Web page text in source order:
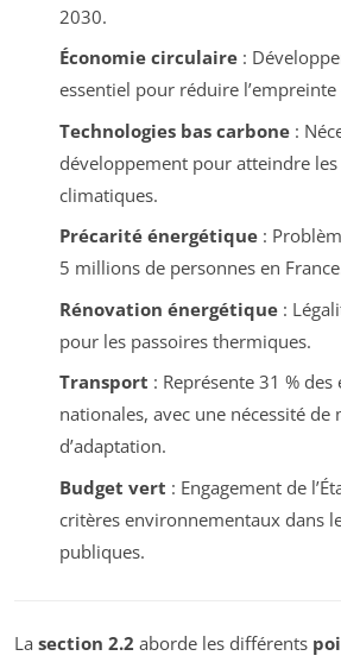
2030.
Économie circulaire:
essentiel pour réduire l’empreinte
Technologies bas carbone:
développement pour atteindre
climatiques.
Précarité énergétique:
5 millions de personnes en
Rénovation énergétique:
pour les passoires thermiques.
Transport : Représente 31 % des
nationales, avec une nécessité de
d’adaptation.
Budget vert : Engagement de
critères environnementaux dans
publiques.
La section 2.2 aborde les différents